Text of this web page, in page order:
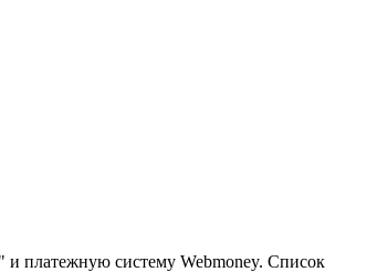
платежную систему Webmoney. Список